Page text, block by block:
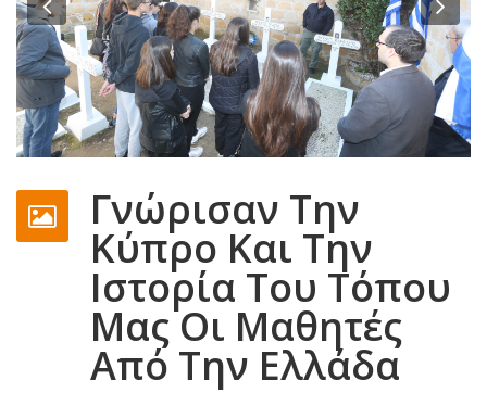
Γνώρισαν Την
Κύπρο Και Την
Ιστορία Του Τόπου
Μας Οι Μαθητές
Από Την Ελλάδα